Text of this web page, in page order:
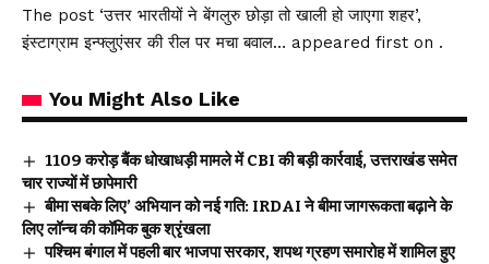
The post ‘उत्तर भारतीयों ने बेंगलुरु छोड़ा तो खाली हो जाएगा शहर’,
इंस्टाग्राम इन्फ्लुएंसर की रील पर मचा बवाल… appeared first on .
You Might Also Like
₹1109 करोड़ बैंक धोखाधड़ी मामले में CBI की बड़ी कार्रवाई, उत्तराखंड समेत
चार राज्यों में छापेमारी
बीमा सबके लिए’ अभियान को नई गति: IRDAI ने बीमा जागरूकता बढ़ाने के
लिए लॉन्च की कॉमिक बुक श्रृंखला
पश्चिम बंगाल में पहली बार भाजपा सरकार, शपथ ग्रहण समारोह में शामिल हुए